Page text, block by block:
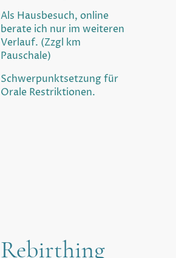
Als Hausbesuch, online
berate ich nur im weiteren
Verlauf. (Zzgl km
Pauschale)
Schwerpunktsetzung für
Orale Restriktionen.
Rebirthing